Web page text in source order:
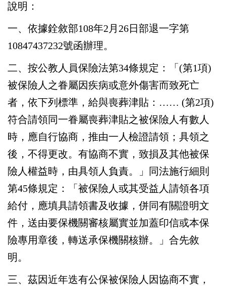
說明：
一、依據銓敘部108年2月26日部退一字第
10847437232號函辦理。
二、按公教人員保險法第34條規定：「(第1項)
被保險人之眷屬因疾病或意外傷害而致死亡
者，依下列標準，給與喪葬津貼：…… (第2項)
符合請領同一眷屬喪葬津貼之被保險人有數人
時，應自行協商，推由一人檢證請領；具領之
後，不得更改。有協商不實，致損及其他被保
險人權益時，由具領人負責。」同法施行細則
第45條規定：「被保險人或其受益人請領各項
給付，應填具請領書及收據，併同有關證明文
件，送由要保機關審核屬實並加蓋印信或本保
險專用章後，轉送承保機關核辦。」合先敘
明。
三、茲因近年迭有公保被保險人因協商不實，